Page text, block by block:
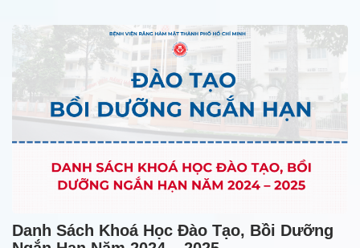
Danh Sách Khoá Học Đào Tạo, Bồi Dưỡng